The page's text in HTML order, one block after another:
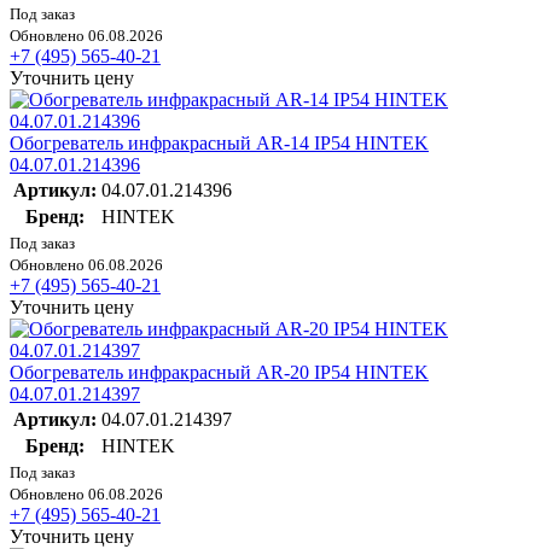
Под заказ
Обновлено 06.08.2026
+7 (495) 565-40-21
Уточнить цену
Обогреватель инфракрасный AR-14 IP54 HINTEK
04.07.01.214396
Артикул: 04.07.01.214396
Бренд:
HINTEK
Под заказ
Обновлено 06.08.2026
+7 (495) 565-40-21
Уточнить цену
Обогреватель инфракрасный AR-20 IP54 HINTEK
04.07.01.214397
Артикул: 04.07.01.214397
Бренд:
HINTEK
Под заказ
Обновлено 06.08.2026
+7 (495) 565-40-21
Уточнить цену